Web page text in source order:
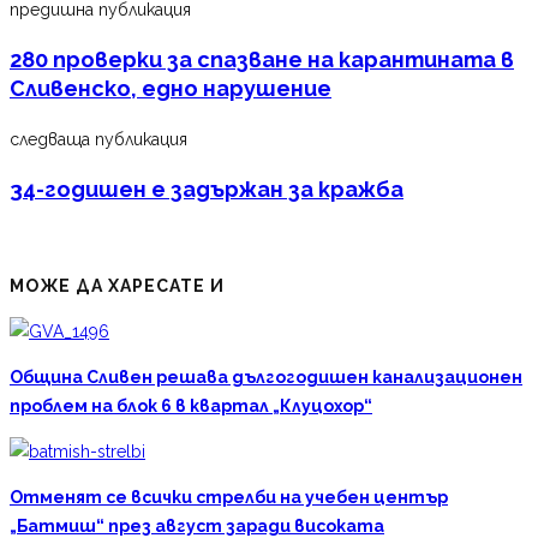
предишна публикация
280 проверки за спазване на карантината в
Сливенско, едно нарушение
следваща публикация
34-годишен е задържан за кражба
МОЖЕ ДА ХАРЕСАТЕ И
Община Сливен решава дългогодишен канализационен
проблем на блок 6 в квартал „Клуцохор“
Отменят се всички стрелби на учебен център
„Батмиш“ през август заради високата